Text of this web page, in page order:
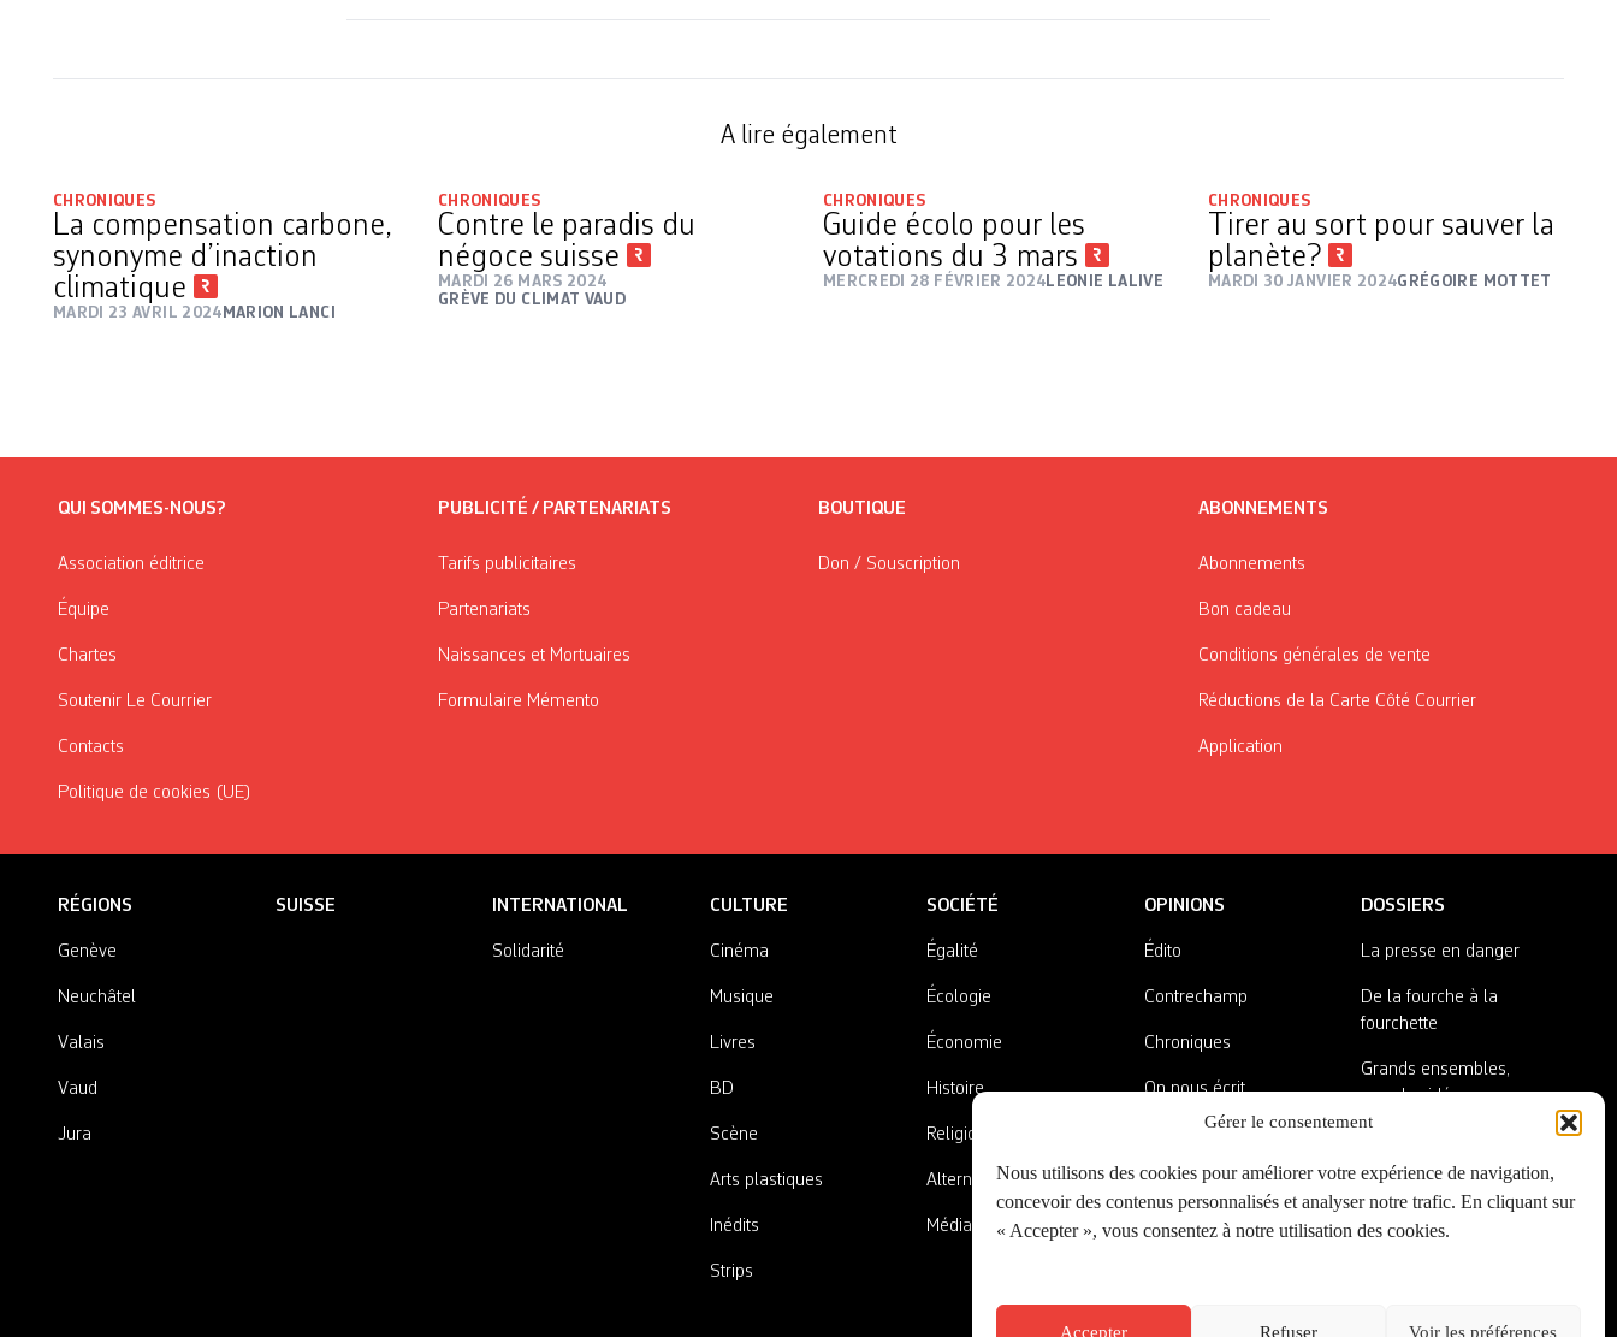
Gérer le consentement
Nous utilisons des cookies pour améliorer votre expérience de navigation,
concevoir des contenus personnalisés et analyser notre trafic. En cliquant sur
« Accepter », vous consentez à notre utilisation des cookies.
Accepter Refuser Voir les préférences
A lire également
CHRONIQUES
La compensation carbone,
synonyme d’inaction
climatique
MARDI 23 AVRIL 2024 MARION LANCI
CHRONIQUES
Contre le paradis du
négoce suisse
MARDI 26 MARS 2024
GRÈVE DU CLIMAT VAUD
CHRONIQUES
Guide écolo pour les
votations du 3 mars
MERCREDI 28 FÉVRIER 2024 LEONIE LALIVE
CHRONIQUES
Tirer au sort pour sauver la
planète?
MARDI 30 JANVIER 2024GRÉGOIRE MOTTET
QUI SOMMES-NOUS?
Association éditrice
Équipe
Chartes
Soutenir Le Courrier
Contacts
Politique de cookies (UE)
PUBLICITÉ / PARTENARIATS
Tarifs publicitaires
Partenariats
Naissances et Mortuaires
Formulaire Mémento
BOUTIQUE
Don / Souscription
ABONNEMENTS
Abonnements
Bon cadeau
Conditions générales de vente
Réductions de la Carte Côté Courrier
Application
RÉGIONS
Genève
Neuchâtel
Valais
Vaud
Jura
SUISSE INTERNATIONAL
Solidarité
CULTURE
Cinéma
Musique
Livres
BD
Scène
Arts plastiques
Inédits
Strips
SOCIÉTÉ
Égalité
Écologie
Économie
Histoire
Religions
Alternatives
Médias
OPINIONS
Édito
Contrechamp
Chroniques
On nous écrit
A côté de la plaque
DOSSIERS
La presse en danger
De la fourche à la
fourchette
Grands ensembles,
grandes idées